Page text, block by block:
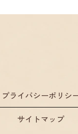
プライバシーポリシ
サイトマップ